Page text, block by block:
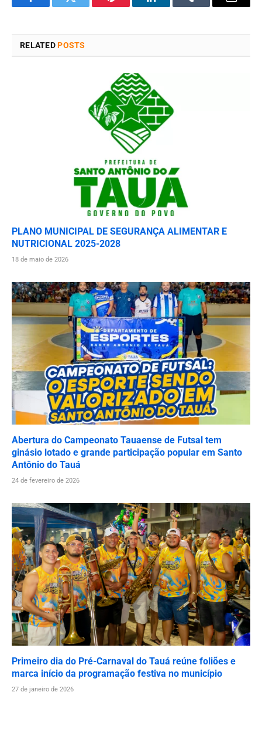
FacebookTwitter Pinterest LinkedInTumblr Email
RELATEDPOSTS
PLANO MUNICIPAL DE SEGURANÇA ALIMENTAR E
NUTRICIONAL 2025-2028
18 de maio de 2026
Abertura do Campeonato Tauaense de Futsal tem
ginásio lotado e grande participação popular em Santo
Antônio do Tauá
24 de fevereiro de 2026
Primeiro dia do Pré-Carnaval do Tauá reúne foliões e
marca início da programação festiva no município
27 de janeiro de 2026